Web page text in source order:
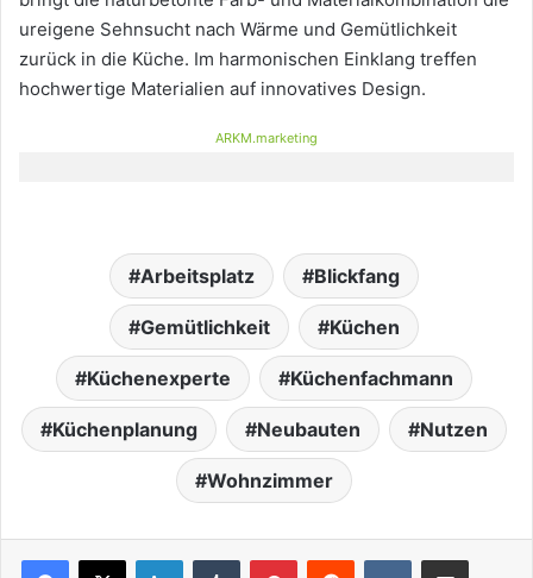
ureigene Sehnsucht nach Wärme und Gemütlichkeit
zurück in die Küche. Im harmonischen Einklang treffen
hochwertige Materialien auf innovatives Design.
ARKM.marketing
Arbeitsplatz Blickfang
Gemütlichkeit Küchen
Küchenexperte Küchenfachmann
Küchenplanung Neubauten Nutzen
Wohnzimmer